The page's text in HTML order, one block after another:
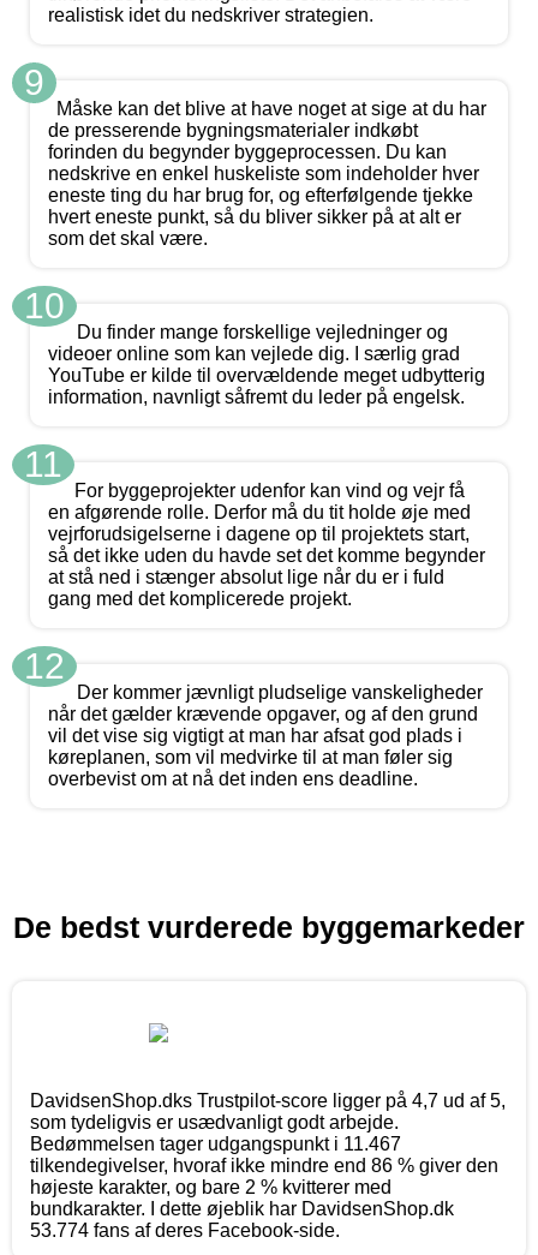
realistisk idet du nedskriver strategien.
9
Måske kan det blive at have noget at sige at du har
de presserende bygningsmaterialer indkøbt
forinden du begynder byggeprocessen. Du kan
nedskrive en enkel huskeliste som indeholder hver
eneste ting du har brug for, og efterfølgende tjekke
hvert eneste punkt, så du bliver sikker på at alt er
som det skal være.
10
Du finder mange forskellige vejledninger og
videoer online som kan vejlede dig. I særlig grad
YouTube er kilde til overvældende meget udbytterig
information, navnligt såfremt du leder på engelsk.
11
For byggeprojekter udenfor kan vind og vejr få
en afgørende rolle. Derfor må du tit holde øje med
vejrforudsigelserne i dagene op til projektets start,
så det ikke uden du havde set det komme begynder
at stå ned i stænger absolut lige når du er i fuld
gang med det komplicerede projekt.
12
Der kommer jævnligt pludselige vanskeligheder
når det gælder krævende opgaver, og af den grund
vil det vise sig vigtigt at man har afsat god plads i
køreplanen, som vil medvirke til at man føler sig
overbevist om at nå det inden ens deadline.
De bedst vurderede byggemarkeder
DavidsenShop.dks Trustpilot-score ligger på 4,7 ud af 5,
som tydeligvis er usædvanligt godt arbejde.
Bedømmelsen tager udgangspunkt i 11.467
tilkendegivelser, hvoraf ikke mindre end 86 % giver den
højeste karakter, og bare 2 % kvitterer med
bundkarakter. I dette øjeblik har DavidsenShop.dk
53.774 fans af deres Facebook-side.